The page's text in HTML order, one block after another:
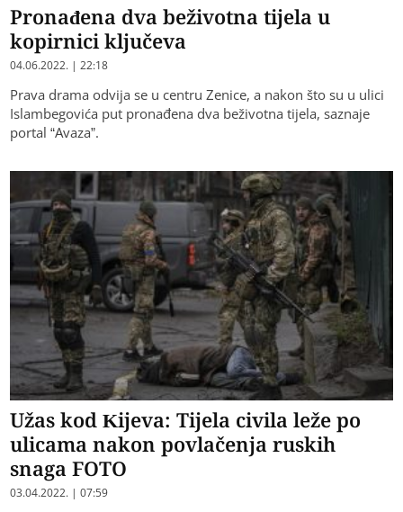
Pronađena dva beživotna tijela u
kopirnici ključeva
04.06.2022. | 22:18
Prava drama odvija se u centru Zenice, a nakon što su u ulici
Islambegovića put pronađena dva beživotna tijela, saznaje
portal “Avaza”.
Užas kod Kijeva: Tijela civila leže po
ulicama nakon povlačenja ruskih
snaga FOTO
03.04.2022. | 07:59